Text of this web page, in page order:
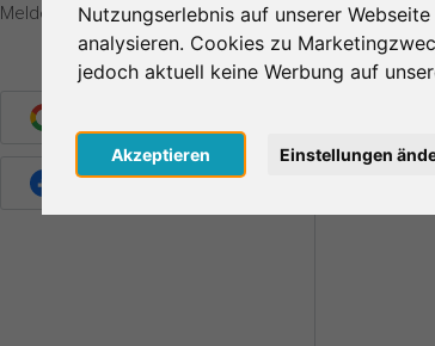
Nutzungserlebnis auf unserer
analysieren. Cookies zu
jedoch aktuell keine Werbung auf
Akzeptieren Einstellungen
Melde dich hier mit deinen Zugangsdaten an.
Weiter mit Facebook